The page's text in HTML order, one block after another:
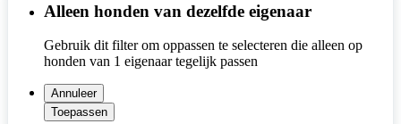
Alleen honden van dezelfde eigenaar
Gebruik dit filter om oppassen te selecteren die alleen op
honden van 1 eigenaar tegelijk passen
Annuleer
Toepassen